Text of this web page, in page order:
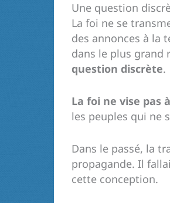
Une question
La foi ne se
des annonces à la
dans le plus grand
question discrète.
La foi ne vise pas
les peuples qui ne
Dans le passé, la
propagande. Il
cette conception.